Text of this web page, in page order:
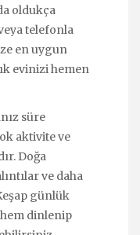
oldukça
telefonla
en uygun
evinizi hemen
süre
aktivite ve
Doğa
ve daha
günlük
dinlenip